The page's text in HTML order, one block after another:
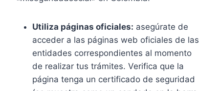
Utiliza páginas oficiales: asegúrate de
acceder a las páginas web oficiales de las
entidades correspondientes al momento
de realizar tus trámites. Verifica que la
página tenga un certificado de seguridad